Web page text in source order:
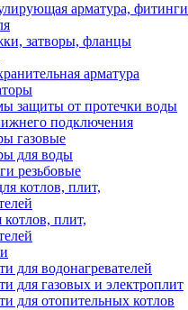
арматура, фитинги
затворы, фланцы
арматура
защиты от протечки воды
подключения
газовые
для воды
резьбовые
котлов, плит,
для водонагревателей
для газовых и электроплит
для отопительных котлов